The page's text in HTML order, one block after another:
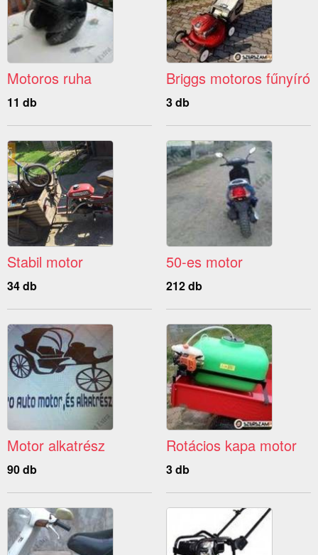
Motoros ruha
11 db
Briggs motoros fűnyíró
3 db
Stabil motor
34 db
50-es motor
212 db
Motor alkatrész
90 db
Rotácios kapa motor
3 db